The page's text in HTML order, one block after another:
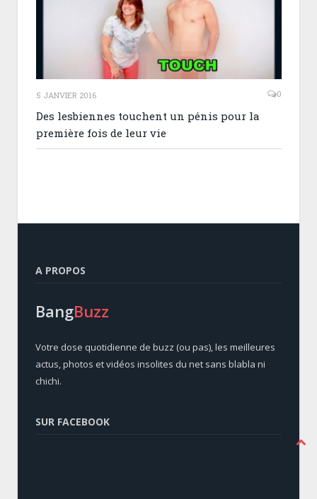
5 JANVIER 2016 0
Des lesbiennes touchent un pénis pour la
première fois de leur vie
A PROPOS
BangBuzz
Votre dose quotidienne de buzz (ou pas), les meilleures
actus, photos et vidéos insolites du net sans blabla ni
chichi.
SUR FACEBOOK